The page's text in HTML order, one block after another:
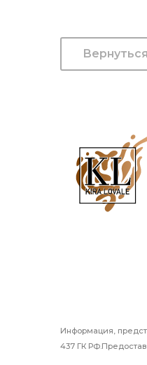
Информация,
437 ГК